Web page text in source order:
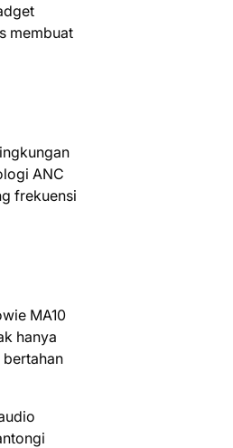
membuat
ANC
frekuensi
MA10
hanya